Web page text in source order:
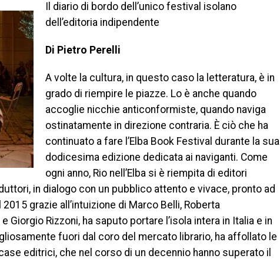
Il diario di bordo dell’unico festival isolano
dell’editoria indipendente
Di Pietro Perelli
A volte la cultura, in questo caso la letteratura, è in
grado di riempire le piazze. Lo è anche quando
accoglie nicchie anticonformiste, quando naviga
ostinatamente in direzione contraria. È ciò che ha
continuato a fare l’Elba Book Festival durante la sua
dodicesima edizione dedicata ai naviganti. Come
ogni anno, Rio nell’Elba si è riempita di editori
in dialogo con un pubblico attento e vivace, pronto ad
grazie all’intuizione di Marco Belli, Roberta
Giorgio Rizzoni, ha saputo portare l’isola intera in Italia e in
fuori dal coro del mercato librario, ha affollato le
editrici, che nel corso di un decennio hanno superato il